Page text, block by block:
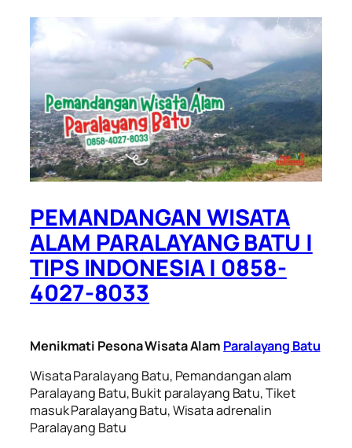
PEMANDANGAN WISATA
ALAM PARALAYANG BATU |
TIPS INDONESIA | 0858-
4027-8033
Menikmati Pesona Wisata Alam Paralayang Batu
Wisata Paralayang Batu, Pemandangan alam
Paralayang Batu, Bukit paralayang Batu, Tiket
masuk Paralayang Batu, Wisata adrenalin
Paralayang Batu